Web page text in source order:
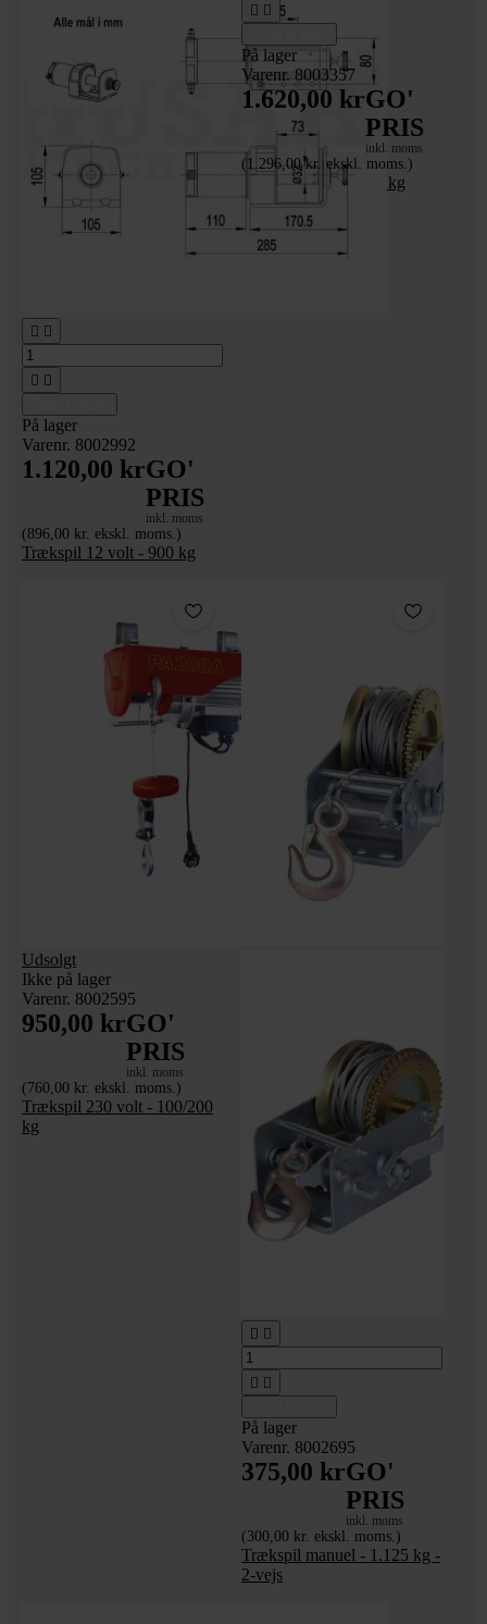
 
 
På lager
Varenr. 8002992
1.120,00 krGO'
PRIS
inkl. moms
(896,00 kr. ekskl. moms.)
Trækspil 12 volt - 900 kg
 
På lager
Varenr. 8003357
1.620,00 krGO'
PRIS
inkl. moms
(1.296,00 kr. ekskl. moms.)
Trækspil 12 volt 900 kg
trådløs fjernbetjening
Udsolgt
Ikke på lager
Varenr. 8002595
950,00 krGO'
PRIS
inkl. moms
(760,00 kr. ekskl. moms.)
Trækspil 230 volt - 100/200
kg
 
 
På lager
Varenr. 8002695
375,00 krGO'
PRIS
inkl. moms
(300,00 kr. ekskl. moms.)
Trækspil manuel - 1.125 kg -
2-vejs